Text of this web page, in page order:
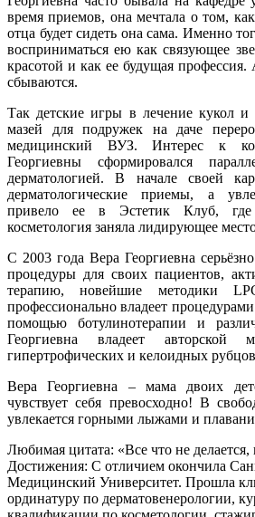
время приемов, она мечтала о том,
отца будет сидеть она сама. Именно
восприниматься ею как связующее
красотой и как ее будущая
сбываются.
Так детские игры в лечение кукол
мазей для подружек на даче
медицинский ВУЗ. Интерес к
Георгиевны сформировался
дерматологией. В начале своей
дерматологические приемы, а
привело ее в Эстетик Клуб, где
косметология заняла лидирующее
С 2003 года Вера Георгиевна
процедуры для своих пациентов,
терапию, новейшие методики
профессионально владеет
помощью ботулинотерапии и
Георгиевна владеет авторской
гипертрофических и келоидных
Вера Георгиевна – мама двоих
чувствует себя превосходно! В
увлекается горными лыжами и
Любимая цитата: «Все что не
Достижения: С отличием окончила
Медицинский Университет. Прошла
ординатуру по дерматовенерологии,